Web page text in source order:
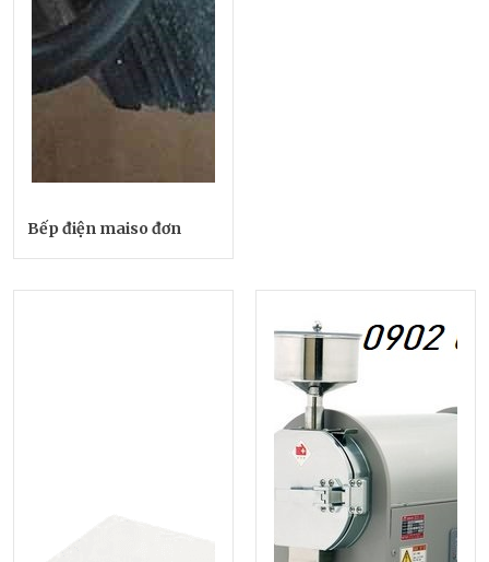
Bếp điện maiso đơn